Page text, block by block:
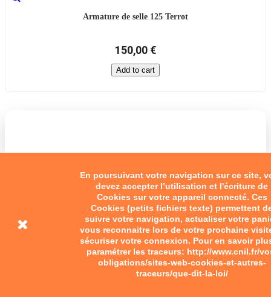
En poursuivant votre navigation sur ce site,
devez accepter l’utilisation et l'écriture de
Cookies sur votre appareil connecté. Ces
Cookies (petits fichiers texte) permettent
suivre votre navigation, actualiser votre
vous reconnaitre lors de votre prochaine
sécuriser votre connexion. Pour en savoir
paramétrer les traceurs: http://www.cnil.fr/
obligations/sites-web-cookies-et-autres-
traceurs/que-dit-la-loi/
Armature de selle 125 Terrot
150,00 €
Add to cart